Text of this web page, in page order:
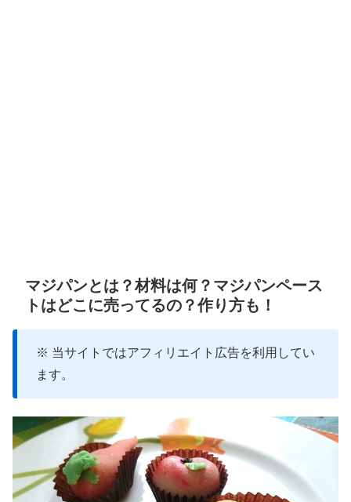
マジパンとは？材料は何？マジパンペース
トはどこに売ってるの？作り方も！
※ 当サイトではアフィリエイト広告を利用してい
ます。